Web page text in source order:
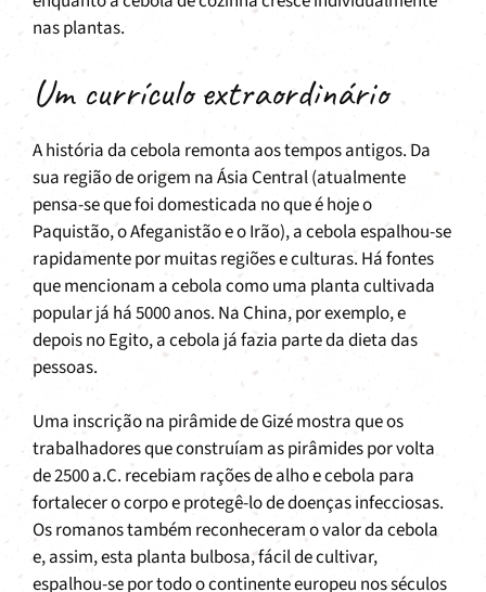
nas plantas.
Um currículo extraordinário
A história da cebola remonta aos tempos antigos. Da
sua região de origem na Ásia Central (atualmente
pensa-se que foi domesticada no que é hoje o
Paquistão, o Afeganistão e o Irão), a cebola espalhou-se
rapidamente por muitas regiões e culturas. Há fontes
que mencionam a cebola como uma planta cultivada
popular já há 5000 anos. Na China, por exemplo, e
depois no Egito, a cebola já fazia parte da dieta das
pessoas.
Uma inscrição na pirâmide de Gizé mostra que os
trabalhadores que construíam as pirâmides por volta
de 2500 a.C. recebiam rações de alho e cebola para
fortalecer o corpo e protegê-lo de doenças infecciosas.
Os romanos também reconheceram o valor da cebola
e, assim, esta planta bulbosa, fácil de cultivar,
espalhou-se por todo o continente europeu nos séculos